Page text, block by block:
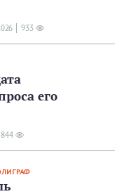
933
его
844